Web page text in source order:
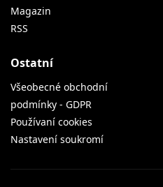
Magazin
RSS
Ostatní
Všeobecné obchodní
podmínky - GDPR
Používaní cookies
Nastavení soukromí